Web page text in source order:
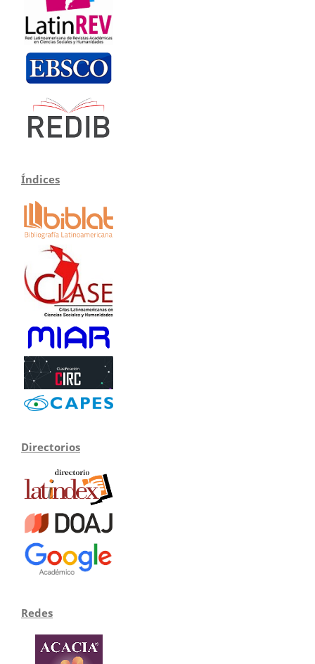
Índices
Directorios
Redes